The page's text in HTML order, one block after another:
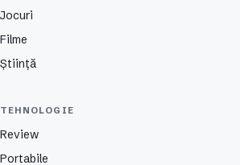
Jocuri
Filme
Știință
TEHNOLOGIE
Review
Portabile